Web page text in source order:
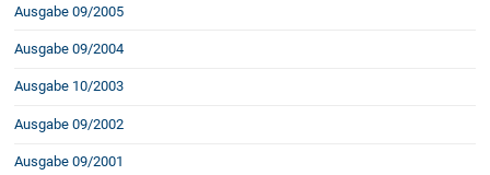
Ausgabe 09/2005
Ausgabe 09/2004
Ausgabe 10/2003
Ausgabe 09/2002
Ausgabe 09/2001